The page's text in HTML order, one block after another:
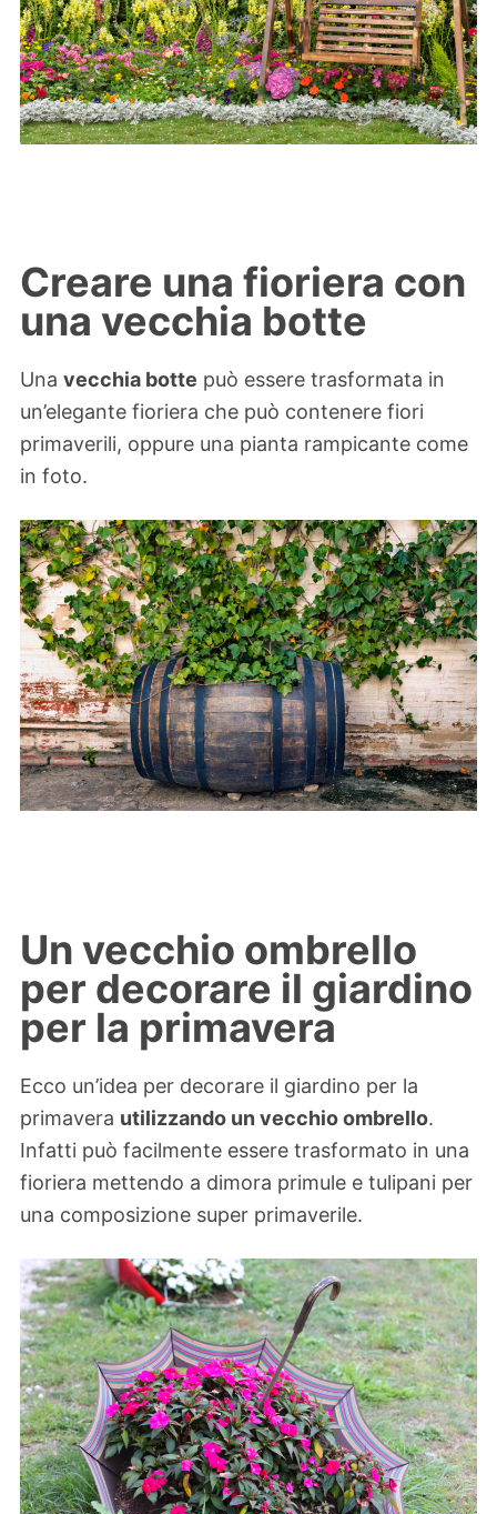
Creare una fioriera con
una vecchia botte
Una vecchia botte può essere trasformata in
un’elegante fioriera che può contenere fiori
primaverili, oppure una pianta rampicante come
in foto.
Un vecchio ombrello
per decorare il giardino
per la primavera
Ecco un’idea per decorare il giardino per la
primavera utilizzando un vecchio ombrello.
Infatti può facilmente essere trasformato in una
fioriera mettendo a dimora primule e tulipani per
una composizione super primaverile.